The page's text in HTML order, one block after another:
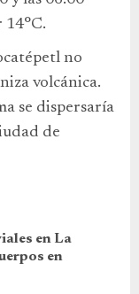
no
volcánica.
se dispersaría
de
en La
en